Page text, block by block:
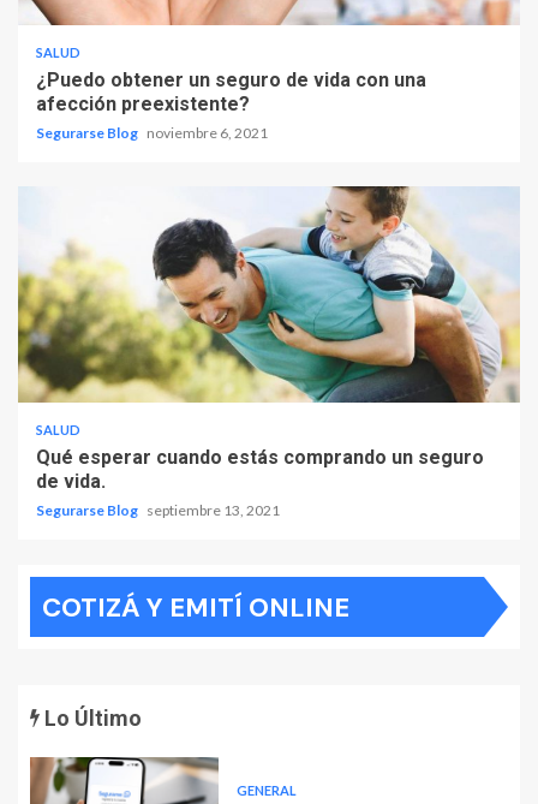
SALUD
¿Puedo obtener un seguro de vida con una
afección preexistente?
Segurarse Blog noviembre 6, 2021
SALUD
Qué esperar cuando estás comprando un seguro
de vida.
Segurarse Blog septiembre 13, 2021
COTIZÁ Y EMITÍ ONLINE
Lo Último
GENERAL